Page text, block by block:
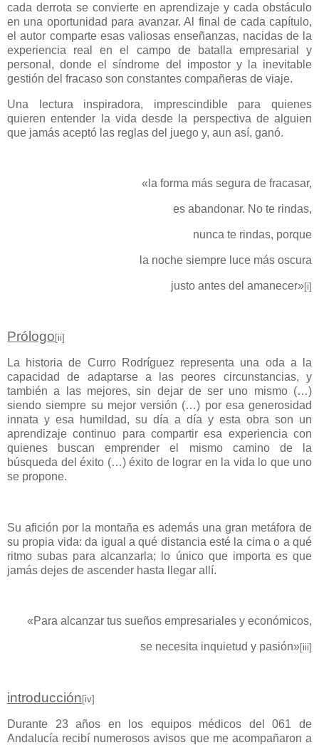
cada derrota se convierte en aprendizaje y cada obstáculo
en una oportunidad para avanzar. Al final de cada capítulo,
el autor comparte esas valiosas enseñanzas, nacidas de la
experiencia real en el campo de batalla empresarial y
personal, donde el síndrome del impostor y la inevitable
gestión del fracaso son constantes compañeras de viaje.
Una lectura inspiradora, imprescindible para quienes
quieren entender la vida desde la perspectiva de alguien
que jamás aceptó las reglas del juego y, aun así, ganó.
«la forma más segura de fracasar,
es abandonar. No te rindas,
nunca te rindas, porque
la noche siempre luce más oscura
justo antes del amanecer»[i]
Prólogo [ii]
La historia de Curro Rodríguez representa una oda a la
capacidad de adaptarse a las peores circunstancias, y
también a las mejores, sin dejar de ser uno mismo (…)
siendo siempre su mejor versión (…) por esa generosidad
innata y esa humildad, su día a día y esta obra son un
aprendizaje continuo para compartir esa experiencia con
quienes buscan emprender el mismo camino de la
búsqueda del éxito (…) éxito de lograr en la vida lo que uno
se propone.
Su afición por la montaña es además una gran metáfora de
su propia vida: da igual a qué distancia esté la cima o a qué
ritmo subas para alcanzarla; lo único que importa es que
jamás dejes de ascender hasta llegar allí.
«Para alcanzar tus sueños empresariales y económicos,
se necesita inquietud y pasión»[iii]
introducción [iv]
Durante 23 años en los equipos médicos del 061 de
Andalucía recibí numerosos avisos que me acompañaron a